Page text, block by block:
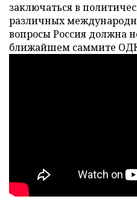
заключаться в
различных
вопросы Россия должна
ближайшем саммите